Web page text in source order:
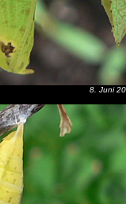
8. Juni